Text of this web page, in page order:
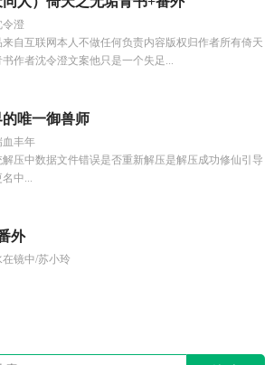
澄
来自互联网本人不做任何负责内容版权归作者所有倚天
书作者沈令澄文案他只是一个失足...
唯一御兽师
血丰年
压中数据文件错误是否重新解压是解压成功修仙引导
中...
外
镜中/苏小玲